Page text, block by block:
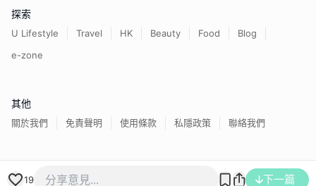
19 下一篇
探索
U Lifestyle Travel HK Beauty Food
Blog
e-zone
其他
關於我們 免責聲明 使用條款 私隱政策 聯絡我們
香港經濟日報版權所有©